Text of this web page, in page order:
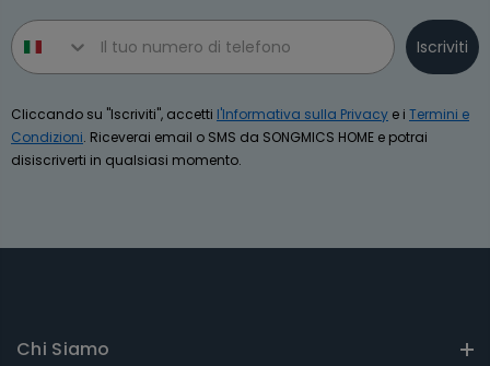
Phone number
Iscriviti
Cliccando su "Iscriviti", accetti l'Informativa sulla Privacy e i Termini e
Condizioni. Riceverai email o SMS da SONGMICS HOME e potrai
disiscriverti in qualsiasi momento.
Chi Siamo